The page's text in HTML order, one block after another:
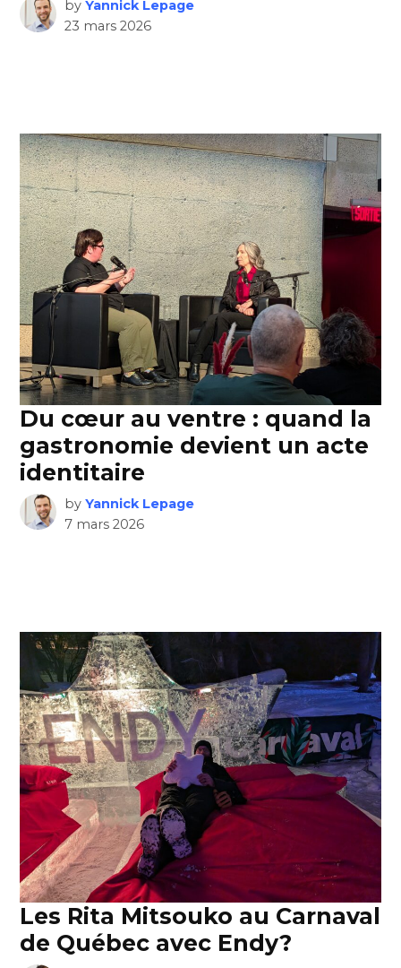
by Yannick Lepage
23 mars 2026
Du cœur au ventre : quand la
gastronomie devient un acte
identitaire
by Yannick Lepage
7 mars 2026
Les Rita Mitsouko au Carnaval
de Québec avec Endy?